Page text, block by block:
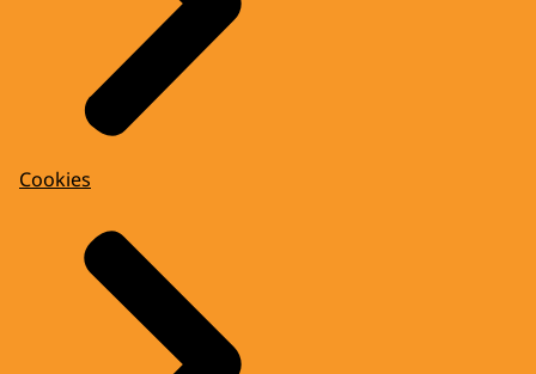
Cookies